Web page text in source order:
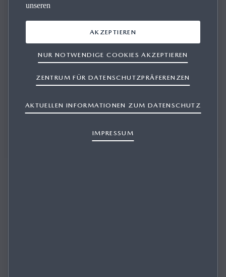
Ihr ganz per­sön­li­cher Mazda MX‑5 RF
Schon das Basismodell des Mazda MX-5 RF vermittelt das
klassische Roadster-Gefühl. Aber Sie können noch weiter
gehen. Mit hochwertigen Accessoires verleihen Sie dem
unseren
AKTUELLEN INFORMATIONEN ZUM DATENSCHUTZ
IMPRESSUM
ZENTRUM FÜR DATENSCHUTZPRÄFERENZEN
NUR NOTWENDIGE COOKIES AKZEPTIEREN
AKZEPTIEREN